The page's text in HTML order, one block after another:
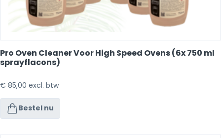
Pro Oven Cleaner Voor High Speed Ovens (6x 750 ml
sprayflacons)
€ 85,00 excl. btw
Bestel nu